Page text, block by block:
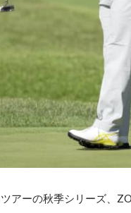
アーの秋季シリーズ、